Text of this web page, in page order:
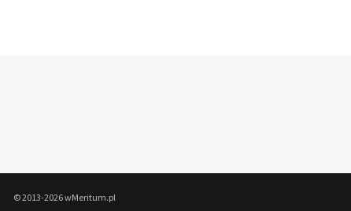
© 2013-2026 wMeritum.pl